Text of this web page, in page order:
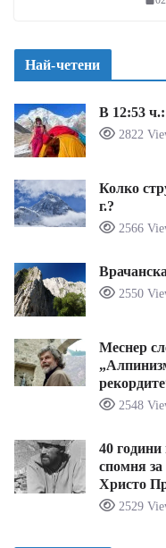
Най-четени
В 12:53
2822
Колко
г.?
2566
2550
Меснер
2548
40
спомня
Христо
2529